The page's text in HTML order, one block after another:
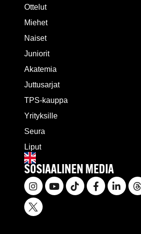
Ottelut
Miehet
Naiset
Juniorit
Akatemia
Juttusarjat
TPS-kauppa
Yrityksille
Seura
Liput
SOSIAALINEN MEDIA